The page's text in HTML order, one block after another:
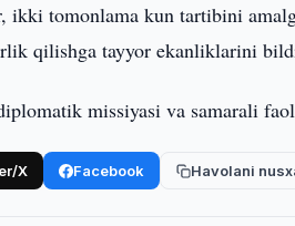
tomonlama kun tartibini
qilishga tayyor ekanliklarini
missiyasi va samarali
X Facebook Havolani